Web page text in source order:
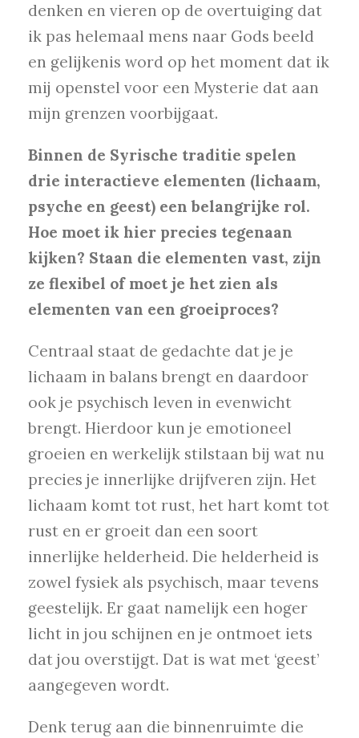
denken en vieren op de overtuiging dat
ik pas helemaal mens naar Gods beeld
en gelijkenis word op het moment dat ik
mij openstel voor een Mysterie dat aan
mijn grenzen voorbijgaat.
Binnen de Syrische traditie spelen
drie interactieve elementen (lichaam,
psyche en geest) een belangrijke rol.
Hoe moet ik hier precies tegenaan
kijken? Staan die elementen vast, zijn
ze flexibel of moet je het zien als
elementen van een groeiproces?
Centraal staat de gedachte dat je je
lichaam in balans brengt en daardoor
ook je psychisch leven in evenwicht
brengt. Hierdoor kun je emotioneel
groeien en werkelijk stilstaan bij wat nu
precies je innerlijke drijfveren zijn. Het
lichaam komt tot rust, het hart komt tot
rust en er groeit dan een soort
innerlijke helderheid. Die helderheid is
zowel fysiek als psychisch, maar tevens
geestelijk. Er gaat namelijk een hoger
licht in jou schijnen en je ontmoet iets
dat jou overstijgt. Dat is wat met ‘geest’
aangegeven wordt.
Denk terug aan die binnenruimte die